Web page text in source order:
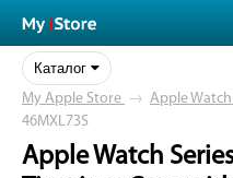
Каталог
My Apple Store → Apple Watch
46MXL73S
Apple Watch